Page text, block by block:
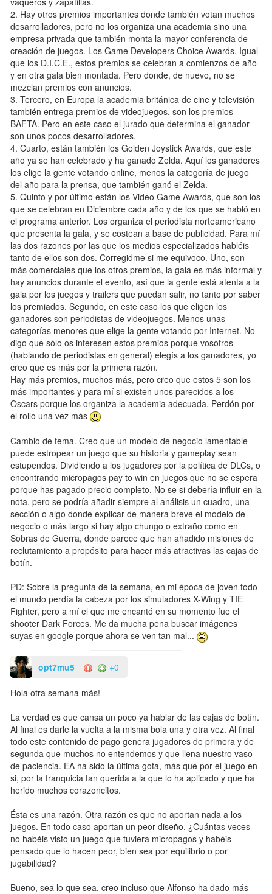
2. Hay otros premios importantes donde también votan muchos
desarrolladores, pero no los organiza una academia sino una
empresa privada que también monta la mayor conferencia de
creación de juegos. Los Game Developers Choice Awards. Igual
que los D.I.C.E., estos premios se celebran a comienzos de año
y en otra gala bien montada. Pero donde, de nuevo, no se
mezclan premios con anuncios.
3. Tercero, en Europa la academia británica de cine y televisión
también entrega premios de videojuegos, son los premios
BAFTA. Pero en este caso el jurado que determina el ganador
son unos pocos desarrolladores.
4. Cuarto, están también los Golden Joystick Awards, que este
año ya se han celebrado y ha ganado Zelda. Aquí los ganadores
los elige la gente votando online, menos la categoría de juego
del año para la prensa, que también ganó el Zelda.
5. Quinto y por último están los Video Game Awards, que son los
que se celebran en Diciembre cada año y de los que se habló en
el programa anterior. Los organiza el periodista norteamericano
que presenta la gala, y se costean a base de publicidad. Para mí
las dos razones por las que los medios especializados habléis
tanto de ellos son dos. Corregidme si me equivoco. Uno, son
más comerciales que los otros premios, la gala es más informal y
hay anuncios durante el evento, así que la gente está atenta a la
gala por los juegos y trailers que puedan salir, no tanto por saber
los premiados. Segundo, en este caso los que eligen los
ganadores son periodistas de videojuegos. Menos unas
categorías menores que elige la gente votando por Internet. No
digo que sólo os interesen estos premios porque vosotros
(hablando de periodistas en general) elegís a los ganadores, yo
creo que es más por la primera razón.
Hay más premios, muchos más, pero creo que estos 5 son los
más importantes y para mí si existen unos parecidos a los
Oscars porque los organiza la academia adecuada. Perdón por
el rollo una vez más
Cambio de tema. Creo que un modelo de negocio lamentable
puede estropear un juego que su historia y gameplay sean
estupendos. Dividiendo a los jugadores por la política de DLCs, o
encontrando micropagos pay to win en juegos que no se espera
porque has pagado precio completo. No se si debería influir en la
nota, pero se podría añadir siempre al análisis un cuadro, una
sección o algo donde explicar de manera breve el modelo de
negocio o más largo si hay algo chungo o extraño como en
Sobras de Guerra, donde parece que han añadido misiones de
reclutamiento a propósito para hacer más atractivas las cajas de
botín.
PD: Sobre la pregunta de la semana, en mi época de joven todo
el mundo perdía la cabeza por los simuladores X-Wing y TIE
Fighter, pero a mí el que me encantó en su momento fue el
shooter Dark Forces. Me da mucha pena buscar imágenes
suyas en google porque ahora se ven tan mal...
opt7mu5 +0
Hola otra semana más!
La verdad es que cansa un poco ya hablar de las cajas de botín.
Al final es darle la vuelta a la misma bola una y otra vez. Al final
todo este contenido de pago genera jugadores de primera y de
segunda que muchos no entendemos y que llena nuestro vaso
de paciencia. EA ha sido la última gota, más que por el juego en
si, por la franquicia tan querida a la que lo ha aplicado y que ha
herido muchos corazoncitos.
Ésta es una razón. Otra razón es que no aportan nada a los
juegos. En todo caso aportan un peor diseño. ¿Cuántas veces
no habéis visto un juego que tuviera micropagos y habéis
pensado que lo hacen peor, bien sea por equilibrio o por
jugabilidad?
Bueno, sea lo que sea, creo incluso que Alfonso ha dado más